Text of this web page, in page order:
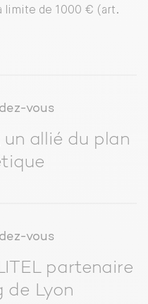
limite de 1000 € (art.
vous
un allié du plan
vous
partenaire
de Lyon